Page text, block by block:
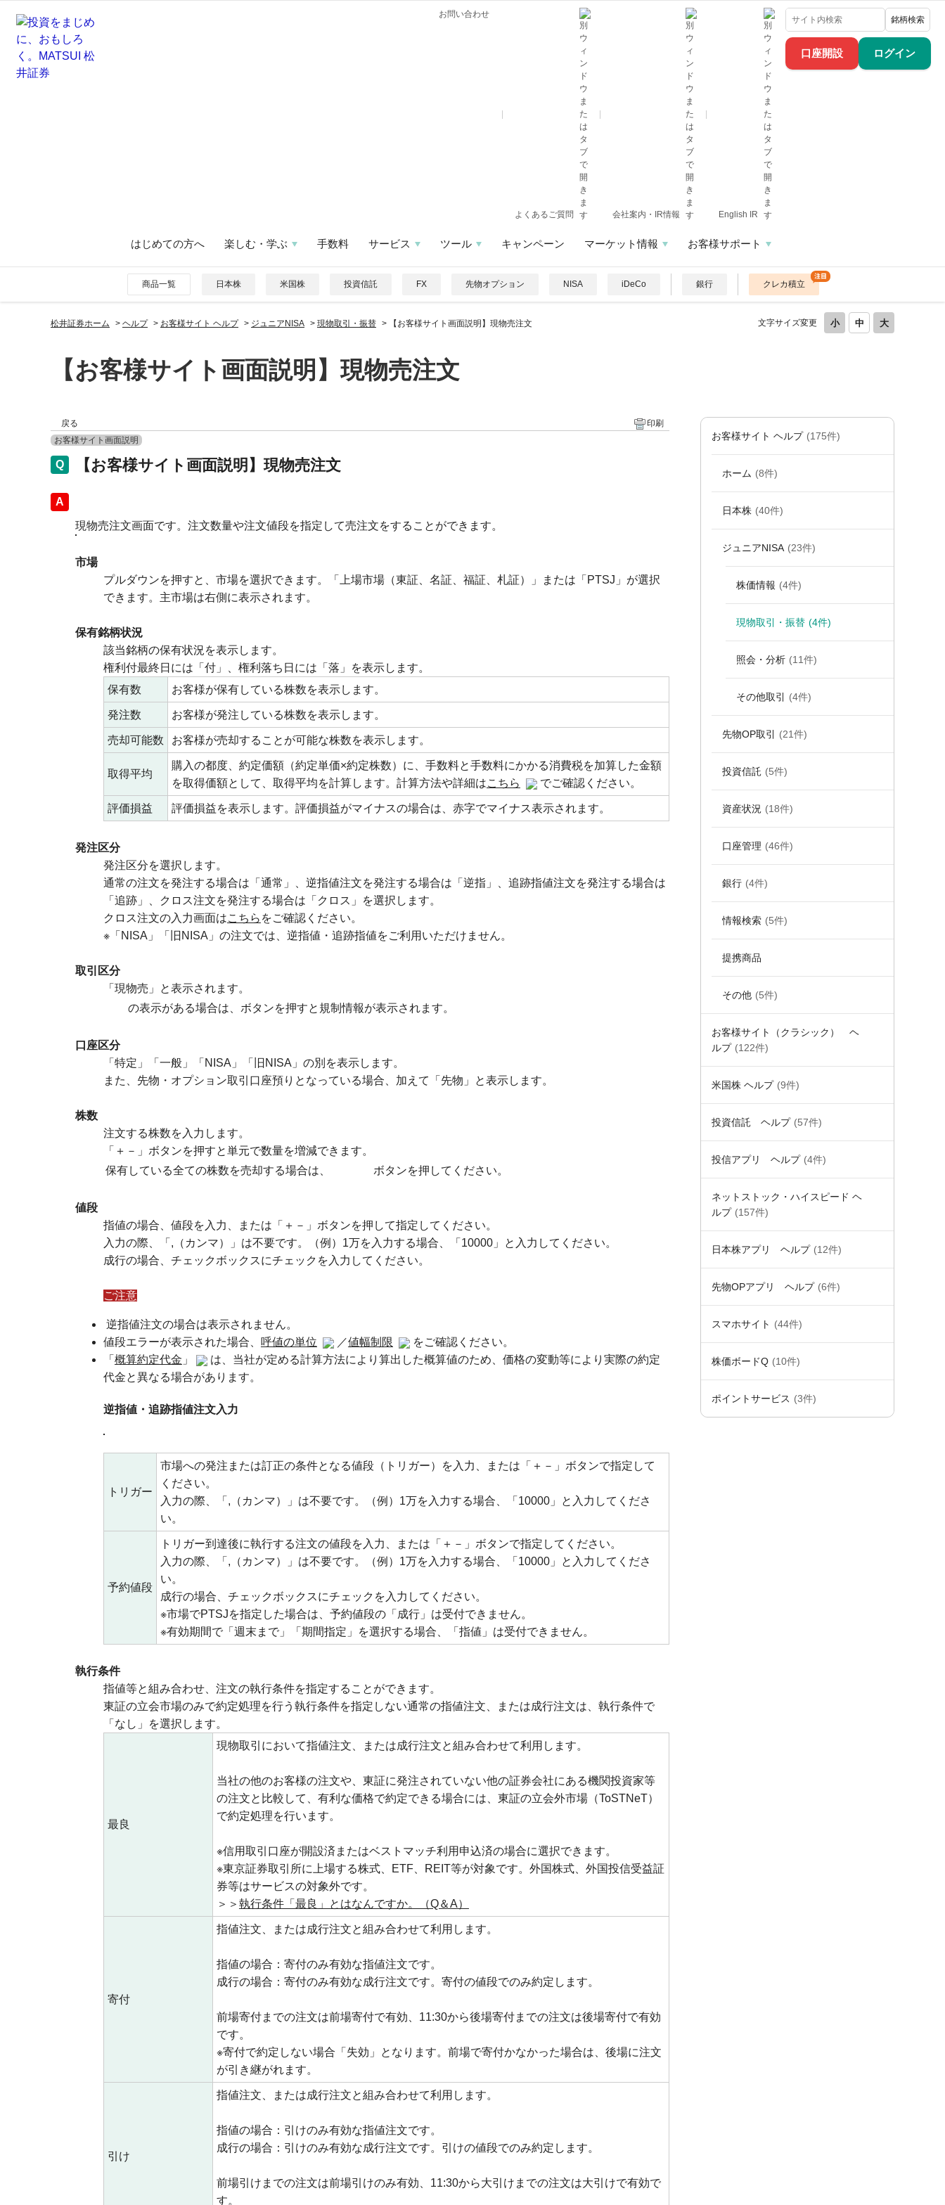
口座開設 ログイン
お問い合わせ
よくあるご質問 会社案内・IR情報 English IR
銘柄検索
はじめての方へ 楽しむ・学ぶ 手数料 サービス ツール キャンペーン マーケット情報 お客様サポート
商品一覧 日本株 米国株 投資信託 FX 先物オプション NISA iDeCo 銀行 クレカ積立
文字サイズ変更
松井証券ホーム > ヘルプ > お客様サイト ヘルプ > ジュニアNISA > 現物取引・振替 > 【お客様サイト画面説明】現物売注文
【お客様サイト画面説明】現物売注文
お客様サイト ヘルプ (175件)
ホーム (8件)
日本株 (40件)
ジュニアNISA (23件)
株価情報 (4件)
現物取引・振替 (4件)
照会・分析 (11件)
その他取引 (4件)
先物OP取引 (21件)
投資信託 (5件)
資産状況 (18件)
口座管理 (46件)
銀行 (4件)
情報検索 (5件)
提携商品
その他 (5件)
お客様サイト（クラシック） ヘ
ルプ (122件)
米国株 ヘルプ (9件)
投資信託 ヘルプ (57件)
投信アプリ ヘルプ (4件)
ネットストック・ハイスピード ヘ
ルプ (157件)
日本株アプリ ヘルプ (12件)
先物OPアプリ ヘルプ (6件)
スマホサイト (44件)
株価ボードQ (10件)
ポイントサービス (3件)
戻る
印刷
お客様サイト画面説明
【お客様サイト画面説明】現物売注文
回答
現物売注文画面です。注文数量や注文値段を指定して売注文をすることができます。
市場
プルダウンを押すと、市場を選択できます。「上場市場（東証、名証、福証、札証）」または「PTSJ」が選択
できます。主市場は右側に表示されます。
保有銘柄状況
該当銘柄の保有状況を表示します。
権利付最終日には「付」、権利落ち日には「落」を表示します。
保有数
お客様が保有している株数を表示します。
発注数 お客様が発注している株数を表示します。
売却可能数 お客様が売却することが可能な株数を表示します。
取得平均
購入の都度、約定価額（約定単価×約定株数）に、手数料と手数料にかかる消費税を加算した金額
を取得価額として、取得平均を計算します。計算方法や詳細はこちら でご確認ください。
評価損益 評価損益を表示します。評価損益がマイナスの場合は、赤字でマイナス表示されます。
発注区分
発注区分を選択します。
通常の注文を発注する場合は「通常」、逆指値注文を発注する場合は「逆指」、追跡指値注文を発注する場合は
「追跡」、クロス注文を発注する場合は「クロス」を選択します。
クロス注文の入力画面はこちら をご確認ください。
※「NISA」「旧NISA」の注文では、逆指値・追跡指値をご利用いただけません。
取引区分
「現物売」と表示されます。
の表示がある場合は、ボタンを押すと規制情報が表示されます。
口座区分
「特定」「一般」「NISA」「旧NISA」の別を表示します。
また、先物・オプション取引口座預りとなっている場合、加えて「先物」と表示します。
株数
注文する株数を入力します。
「＋－」ボタンを押すと単元で数量を増減できます。
保有している全ての株数を売却する場合は、
ボタンを押してください。
値段
指値の場合、値段を入力、または「＋－」ボタンを押して指定してください。
入力の際、「,（カンマ）」は不要です。（例）1万を入力する場合、「10000」と入力してください。
成行の場合、チェックボックスにチェックを入力してください。
ご注意
逆指値注文の場合は表示されません。
値段エラーが表示された場合、 呼値の単位 ／値幅制限
をご確認ください。
「 概算約定代金 」
は、当社が定める計算方法により算出した概算値のため、価格の変動等により実際の約定
代金と異なる場合があります。
逆指値・追跡指値注文入力
トリガー
市場への発注または訂正の条件となる値段（トリガー）を入力、または「＋－」ボタンで指定して
ください。
入力の際、「,（カンマ）」は不要です。（例）1万を入力する場合、「10000」と入力してくださ
い。
予約値段
トリガー到達後に執行する注文の値段を入力、または「＋－」ボタンで指定してください。
入力の際、「,（カンマ）」は不要です。（例）1万を入力する場合、「10000」と入力してくださ
い。
成行の場合、チェックボックスにチェックを入力してください。
※市場でPTSJを指定した場合は、予約値段の「成行」は受付できません。
※有効期間で「週末まで」「期間指定」を選択する場合、「指値」は受付できません。
執行条件
指値等と組み合わせ、注文の執行条件を指定することができます。
東証の立会市場のみで約定処理を行う執行条件を指定しない通常の指値注文、または成行注文は、執行条件で
「なし」を選択します。
最良
現物取引において指値注文、または成行注文と組み合わせて利用します。
当社の他のお客様の注文や、東証に発注されていない他の証券会社にある機関投資家等
の注文と比較して、有利な価格で約定できる場合には、東証の立会外市場（ToSTNeT）
で約定処理を行います。
※信用取引口座が開設済またはベストマッチ利用申込済の場合に選択できます。
※東京証券取引所に上場する株式、ETF、REIT等が対象です。外国株式、外国投信受益証
券等はサービスの対象外です。
＞＞ 執行条件「最良」とはなんですか。（Q＆A）
寄付
指値注文、または成行注文と組み合わせて利用します。
指値の場合：寄付のみ有効な指値注文です。
成行の場合：寄付のみ有効な成行注文です。寄付の値段でのみ約定します。
前場寄付までの注文は前場寄付で有効、11:30から後場寄付までの注文は後場寄付で有効
です。
※寄付で約定しない場合「失効」となります。前場で寄付かなかった場合は、後場に注文
が引き継がれます。
引け
指値注文、または成行注文と組み合わせて利用します。
指値の場合：引けのみ有効な指値注文です。
成行の場合：引けのみ有効な成行注文です。引けの値段でのみ約定します。
前場引けまでの注文は前場引けのみ有効、11:30から大引けまでの注文は大引けで有効で
す。